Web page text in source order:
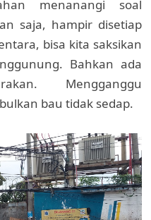
menanangi soal
saja, hampir disetiap
bisa kita saksikan
Bahkan ada
Mengganggu
bau tidak sedap.